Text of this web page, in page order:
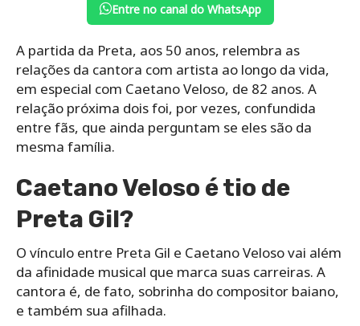
Entre no canal do WhatsApp
A partida da Preta, aos 50 anos, relembra as
relações da cantora com artista ao longo da vida,
em especial com Caetano Veloso, de 82 anos. A
relação próxima dois foi, por vezes, confundida
entre fãs, que ainda perguntam se eles são da
mesma família.
Caetano Veloso é tio de
Preta Gil?
O vínculo entre Preta Gil e Caetano Veloso vai além
da afinidade musical que marca suas carreiras. A
cantora é, de fato, sobrinha do compositor baiano,
e também sua afilhada.